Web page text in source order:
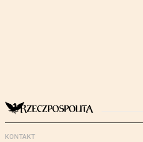
KONTAKT